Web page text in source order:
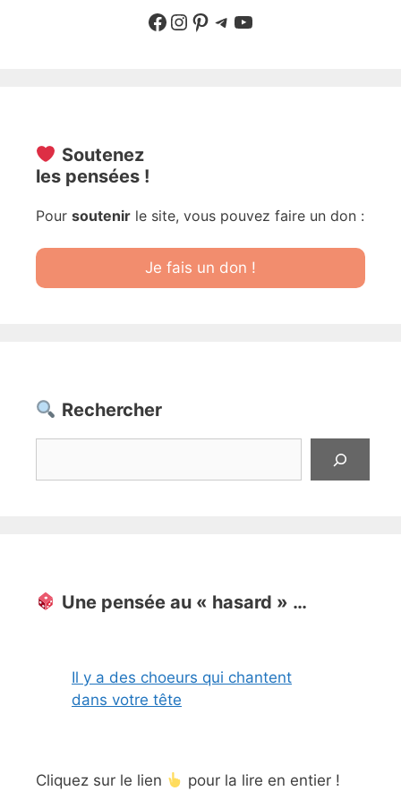
Suivre sur Facebook
Suivre sur Instagram
Pinterest
Sur Telegram
YouTube
Soutenez
les pensées !
Pour soutenir le site, vous pouvez faire un don :
Je fais un don !
Rechercher
Une pensée au « hasard » …
Il y a des choeurs qui chantent
dans votre tête
Cliquez sur le lien pour la lire en entier !